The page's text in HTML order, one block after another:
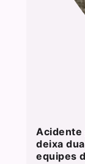
Acidente
deixa
equipes